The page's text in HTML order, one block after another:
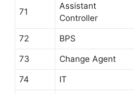
71
Assistant
Controller
72 BPS
73 Change Agent
74 IT